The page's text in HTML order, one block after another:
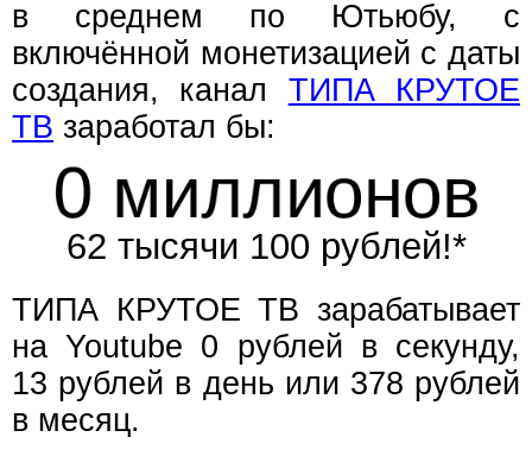
в среднем по Ютьюбу, с
включённой монетизацией с даты
создания, канал ТИПА КРУТОЕ
ТВ заработал бы:
0 миллионов
62 тысячи 100 рублей!*
ТИПА КРУТОЕ ТВ зарабатывает
на Youtube 0 рублей в секунду,
13 рублей в день или 378 рублей
в месяц.